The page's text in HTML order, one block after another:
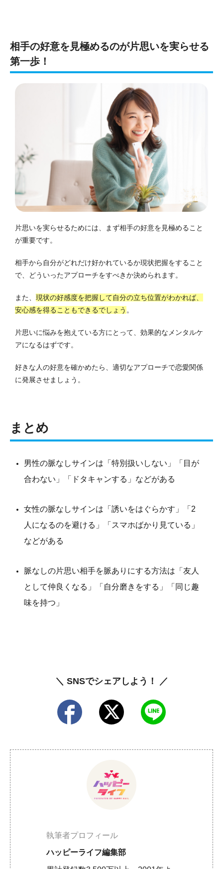
相手の好意を見極めるのが片思いを実らせる
第一歩！
片思いを実らせるためには、まず相手の好意を見極めること
が重要です。
相手から自分がどれだけ好かれているか現状把握をすること
で、どういったアプローチをすべきか決められます。
また、 現状の好感度を把握して自分の立ち位置がわかれば、
安心感を得ることもできるでしょう 。
片思いに悩みを抱えている方にとって、効果的なメンタルケ
アになるはずです。
好きな人の好意を確かめたら、適切なアプローチで恋愛関係
に発展させましょう。
まとめ
男性の脈なしサインは「特別扱いしない」「目が
合わない」「ドタキャンする」などがある
女性の脈なしサインは「誘いをはぐらかす」「2
人になるのを避ける」「スマホばかり見ている」
などがある
脈なしの片思い相手を脈ありにする方法は「友人
として仲良くなる」「自分磨きをする」「同じ趣
味を持つ」
＼ SNSでシェアしよう！ ／
執筆者プロフィール
ハッピーライフ編集部